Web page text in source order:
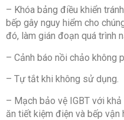
– Khóa bảng điều khiển
bếp gây nguy hiểm cho
đó, làm gián đoạn quá trình
– Cảnh báo nồi chảo không
– Tự tắt khi không sử dụng.
– Mạch bảo vệ IGBT với
ăn tiết kiệm điện và bếp vận